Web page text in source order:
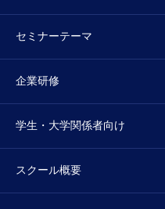
セミナーテーマ
企業研修
学生・大学関係者向け
スクール概要